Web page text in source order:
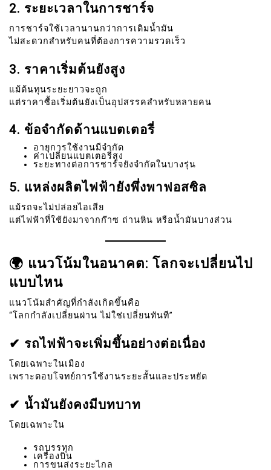
2. ระยะเวลาในการชาร์จ
การชาร์จใช้เวลานานกว่าการเติมน้ำมัน
ไม่สะดวกสำหรับคนที่ต้องการความรวดเร็ว
3. ราคาเริ่มต้นยังสูง
แม้ต้นทุนระยะยาวจะถูก
แต่ราคาซื้อเริ่มต้นยังเป็นอุปสรรคสำหรับหลายคน
4. ข้อจำกัดด้านแบตเตอรี่
อายุการใช้งานมีจำกัด
ค่าเปลี่ยนแบตเตอรี่สูง
ระยะทางต่อการชาร์จยังจำกัดในบางรุ่น
5. แหล่งผลิตไฟฟ้ายังพึ่งพาฟอสซิล
แม้รถจะไม่ปล่อยไอเสีย
แต่ไฟฟ้าที่ใช้ยังมาจากก๊าซ ถ่านหิน หรือน้ำมันบางส่วน
🌍 แนวโน้มในอนาคต: โลกจะเปลี่ยนไป
แบบไหน
แนวโน้มสำคัญที่กำลังเกิดขึ้นคือ
“โลกกำลังเปลี่ยนผ่าน ไม่ใช่เปลี่ยนทันที”
✔ รถไฟฟ้าจะเพิ่มขึ้นอย่างต่อเนื่อง
โดยเฉพาะในเมือง
เพราะตอบโจทย์การใช้งานระยะสั้นและประหยัด
✔ น้ำมันยังคงมีบทบาท
โดยเฉพาะใน
รถบรรทุก
เครื่องบิน
การขนส่งระยะไกล